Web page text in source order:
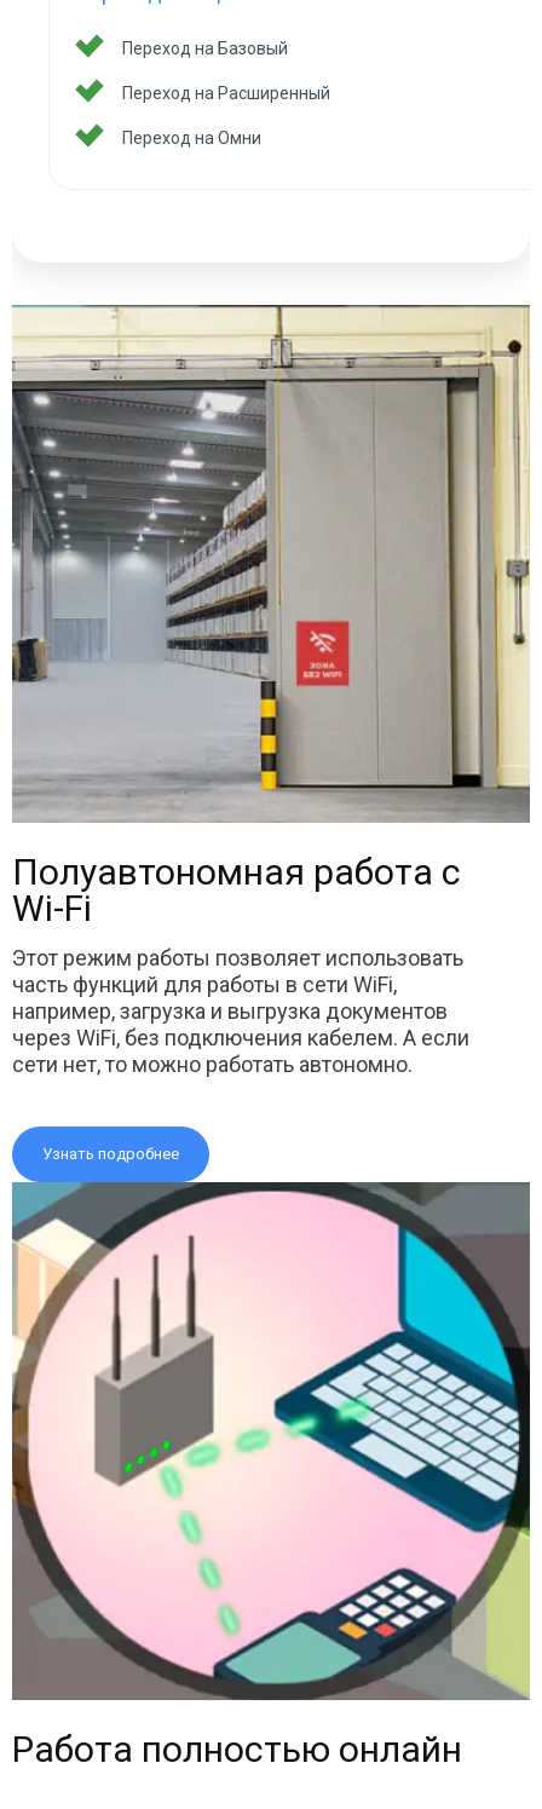
Переход на Базовый
Переход на Расширенный
Переход на Омни
Полуавтономная работа с
Wi-Fi
Этот режим работы позволяет использовать
часть функций для работы в сети WiFi,
например, загрузка и выгрузка документов
через WiFi, без подключения кабелем. А если
сети нет, то можно работать автономно.
Узнать подробнее
Работа полностью онлайн